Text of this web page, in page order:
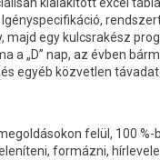
kialakított excel
majd egy kulcsrakész
a „D” nap, az évben
egyéb közvetlen
felül, 100
formázni,